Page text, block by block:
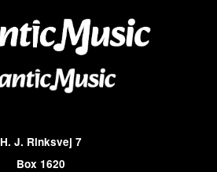
H. J. Rinksvej 7
Box 1620